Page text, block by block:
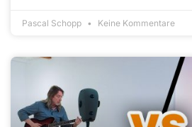
Pascal Schopp Keine Kommentare